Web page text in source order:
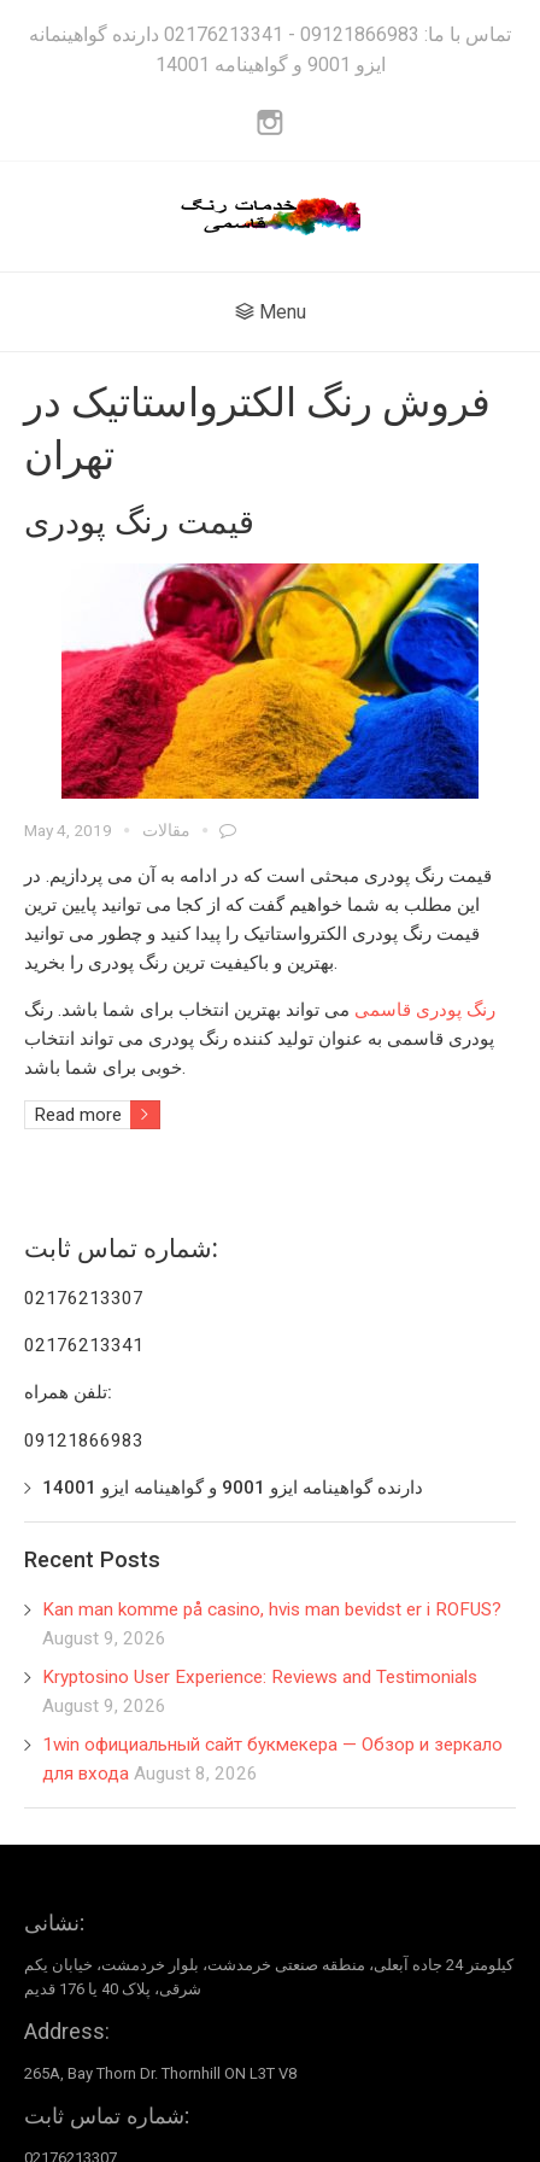
تماس با ما: 09121866983 - 02176213341 دارنده گواهینمانه
ایزو 9001 و گواهینامه 14001
Menu
فروش رنگ الکترواستاتیک در
تهران
قیمت رنگ پودری
May 4, 2019 مقالات
قیمت رنگ پودری مبحثی است که در ادامه به آن می پردازیم. در
این مطلب به شما خواهیم گفت که از کجا می توانید پایین ترین
قیمت رنگ پودری الکترواستاتیک را پیدا کنید و چطور می توانید
بهترین و باکیفیت ترین رنگ پودریرا بخرید.
رنگ پودری قاسمی می تواند بهترین انتخاب برای شما باشد. رنگ
پودری قاسمی به عنوان تولید کننده رنگ پودری می تواند انتخاب
خوبی برای شما باشد.
Read more
شماره تماس ثابت:
02176213307
02176213341
تلفن همراه:
09121866983
دارنده گواهینامه ایزو 9001 و گواهینامه ایزو 14001
Recent Posts
Kan man komme på casino, hvis man bevidst er i ROFUS?
August 9, 2026
Kryptosino User Experience: Reviews and Testimonials
August 9, 2026
1win официальный сайт букмекера — Обзор и зеркало
для входа August 8, 2026
نشانی:
کیلومتر 24 جاده آبعلی، منطقه صنعتی خرمدشت، بلوار خردمشت، خیابان یکم
شرقی، پلاک 40 یا 176 قدیم
Address:
265A, Bay Thorn Dr. Thornhill ON L3T V8
شماره تماس ثابت:
02176213307